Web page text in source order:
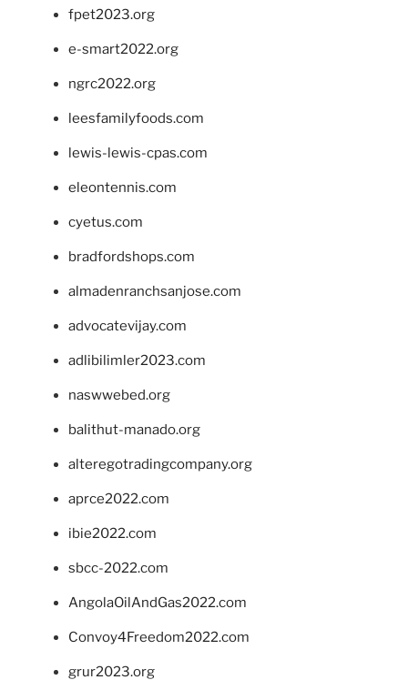
fpet2023.org
e-smart2022.org
ngrc2022.org
leesfamilyfoods.com
lewis-lewis-cpas.com
eleontennis.com
cyetus.com
bradfordshops.com
almadenranchsanjose.com
advocatevijay.com
adlibilimler2023.com
naswwebed.org
balithut-manado.org
alteregotradingcompany.org
aprce2022.com
ibie2022.com
sbcc-2022.com
AngolaOilAndGas2022.com
Convoy4Freedom2022.com
grur2023.org